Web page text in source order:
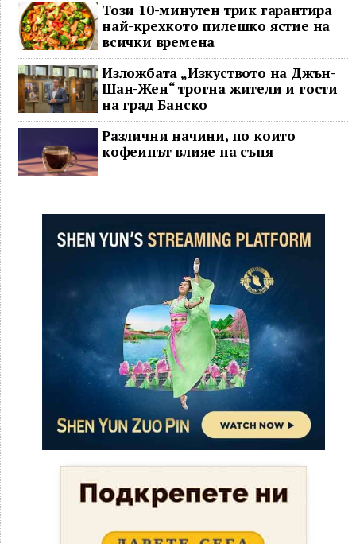
Този 10-минутен трик гарантира
най-крехкото пилешко ястие на
всички времена
Изложбата „Изкуството на Джън-
Шан-Жен“ трогна жители и гости
на град Банско
Различни начини, по които
кофеинът влияе на съня